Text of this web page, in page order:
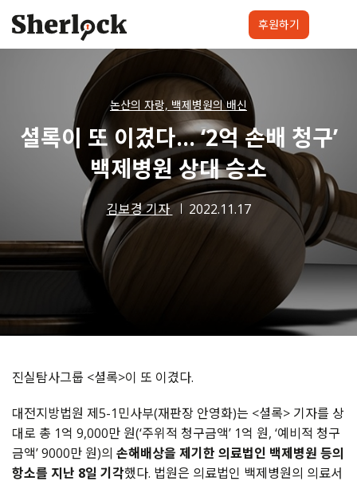
content
프로젝트 셜록클럽
후원하기
논산의 자랑, 백제병원의 배신
셜록이 또 이겼다… ‘2억 손배 청구’
백제병원 상대 승소
김보경 기자 2022.11.17
진실탐사그룹 <셜록>이 또 이겼다.
대전지방법원 제5-1민사부(재판장 안영화)는 <셜록> 기자를 상
대로 총 1억 9,000만 원(‘주위적 청구금액’ 1억 원, ‘예비적 청구
금액’ 9000만 원)의 손해배상을 제기한 의료법인 백제병원 등의
항소를 지난 8일 기각했다. 법원은 의료법인 백제병원의 의료서